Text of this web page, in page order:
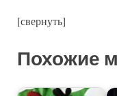
[свернуть]
Похожие